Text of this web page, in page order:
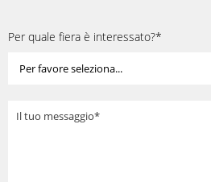
Per quale fiera è interessato?*